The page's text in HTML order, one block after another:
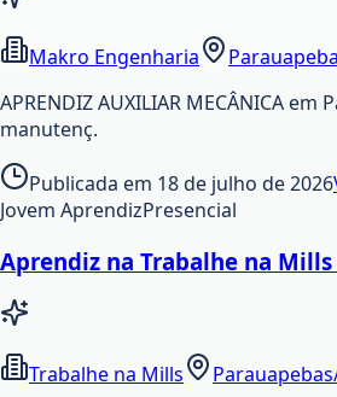
Makro Engenharia
APRENDIZ AUXILIAR MECÂNICA
manutenç.
Publicada em 18 de julho de 2026
Jovem AprendizPresencial
Aprendiz na Trabalhe na Mills
Trabalhe na Mills